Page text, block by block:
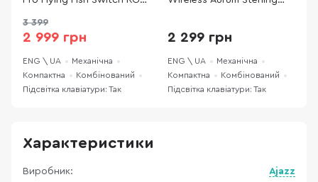
(AK820PRO-FF-BGY)
3 399
2 999 грн
ENG \ UA
Механічна
Компактна
Комбінований
Підсвітка клавіатури: Так
2 299 грн
ENG \ UA
Механічна
Компактна
Комбінований
Підсвітка клавіатури: Так
Характеристики
Виробник: Ajazz